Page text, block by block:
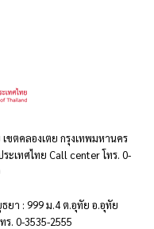
ขตคลองเตย กรุงเทพมหานคร
เทศไทย Call center โทร. 0-
ยา : 999 ม.4 ต.อุทัย อ.อุทัย
ร. 0-3535-2555